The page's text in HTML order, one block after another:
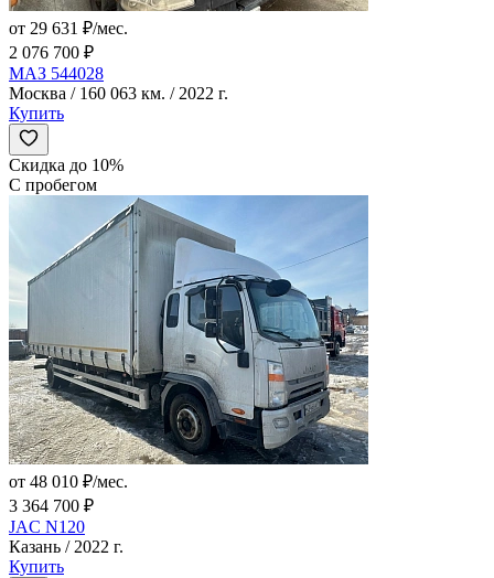
от 29 631 ₽/мес.
2 076 700 ₽
МАЗ 544028
Москва / 160 063 км. / 2022 г.
Купить
Скидка до 10%
С пробегом
от 48 010 ₽/мес.
3 364 700 ₽
JAC N120
Казань / 2022 г.
Купить